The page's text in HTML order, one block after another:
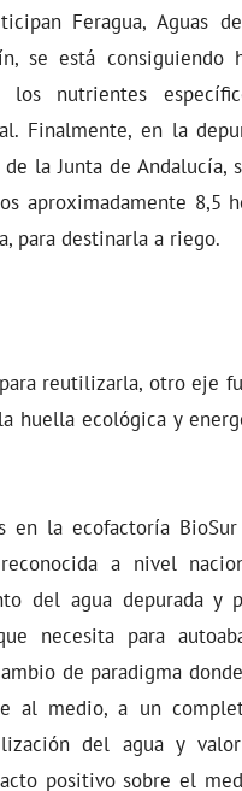
Feragua, Aguas
se está
los nutrientes
Finalmente, en la
la Junta de
aproximadamente 8,5
para destinarla a riego.
reutilizarla, otro eje
huella ecológica y
la ecofactoría BioSur
a nivel
del agua depurada y
necesita para
de paradigma
al medio, a un
del agua y
positivo sobre el